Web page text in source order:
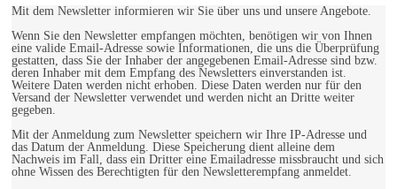
Mit dem Newsletter informieren wir Sie über uns und unsere Angebote.
Wenn Sie den Newsletter empfangen möchten, benötigen wir von Ihnen
eine valide Email-Adresse sowie Informationen, die uns die Überprüfung
gestatten, dass Sie der Inhaber der angegebenen Email-Adresse sind bzw.
deren Inhaber mit dem Empfang des Newsletters einverstanden ist.
Weitere Daten werden nicht erhoben. Diese Daten werden nur für den
Versand der Newsletter verwendet und werden nicht an Dritte weiter
gegeben.
Mit der Anmeldung zum Newsletter speichern wir Ihre IP-Adresse und
das Datum der Anmeldung. Diese Speicherung dient alleine dem
Nachweis im Fall, dass ein Dritter eine Emailadresse missbraucht und sich
ohne Wissen des Berechtigten für den Newsletterempfang anmeldet.